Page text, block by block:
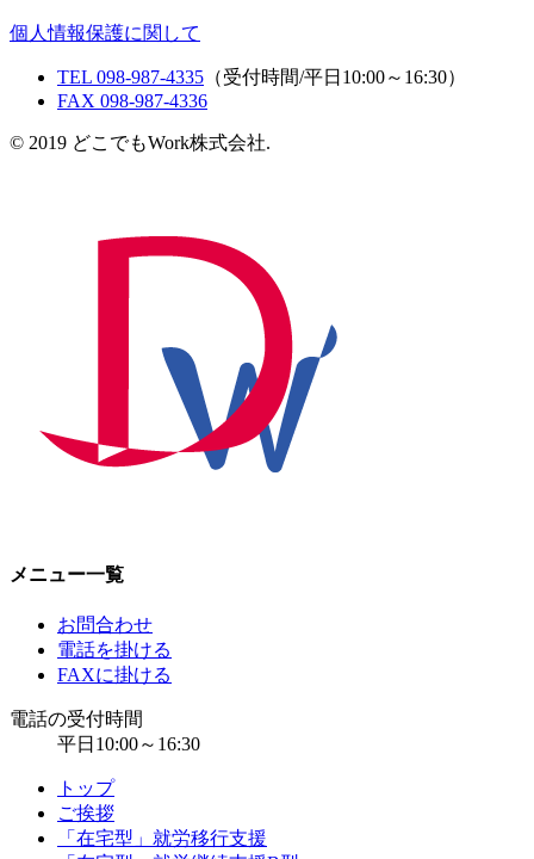
個人情報保護に関して
TEL 098-987-4335 （受付時間/平日10:00～16:30）
FAX 098-987-4336
© 2019 どこでもWork株式会社.
メニュー一覧
お問合わせ
電話を掛ける
FAXに掛ける
電話の受付時間
平日10:00～16:30
トップ
ご挨拶
「在宅型」就労移行支援